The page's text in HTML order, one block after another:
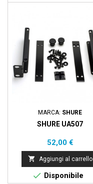
MARCA: SHURE
SHURE UA507
Prezzo
52,00 €
 Aggiungi al carrello
 Disponibile